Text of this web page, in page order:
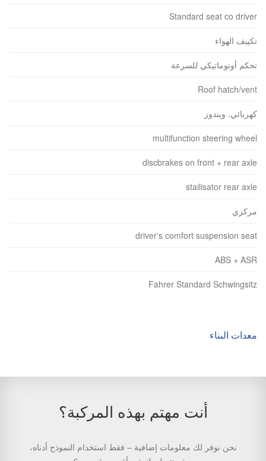
Standard seat co driver
تكييف الهواء
تحكم أوتوماتيكي للسرعة
Roof hatch/vent
كهربائي. ويندوز
multifunction steering wheel
discbrakes on front + rear axle
stailisator rear axle
مركزي
driver's comfort suspension seat
ABS + ASR
Fahrer Standard Schwingsitz
معدات البناء
أنت مهتم بهذه المركبة؟
نحن نوفر لك معلومات إضافية – فقط استخدام النموذج أدناه،